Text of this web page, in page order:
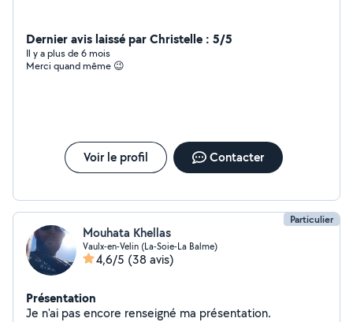
Dernier avis laissé par Christelle : 5/5
Il y a plus de 6 mois
Merci quand même 😉
Voir le profil Contacter
Particulier
Mouhata Khellas
Vaulx-en-Velin (La-Soie-La Balme)
4,6/5 (38 avis)
Présentation
Je n'ai pas encore renseigné ma présentation.